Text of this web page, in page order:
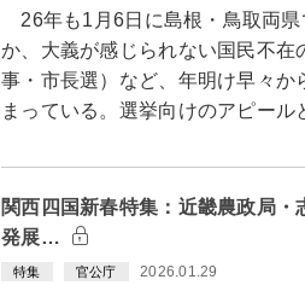
26年も1月6日に島根・鳥取両県
か、大義が感じられない国民不
事・市長選）など、年明け早々
まっている。選挙向けのアピー
関西四国新春特集：近畿農政局
発展…
特集 官公庁 2026.01.29